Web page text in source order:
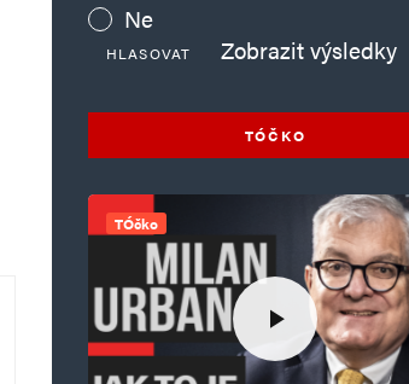
Ne
HLASOVAT Zobrazit výsledky
TÓČKO
TÓčko